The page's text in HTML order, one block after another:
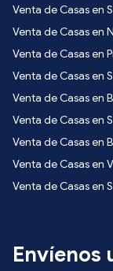
Venta de Casas en
Venta de Casas en
Venta de Casas en
Venta de Casas en
Venta de Casas en
Venta de Casas en
Venta de Casas en
Venta de Casas en
Venta de Casas en
Envíenos